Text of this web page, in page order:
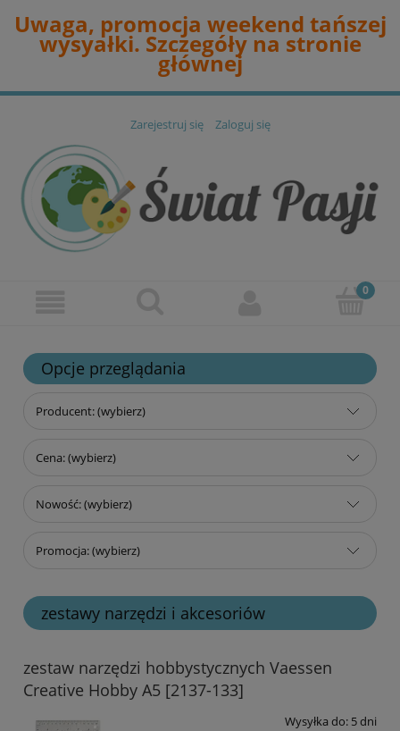
Uwaga, promocja weekend tańszej
wysyałki. Szczegóły na stronie
głównej
Zarejestruj się Zaloguj się
Opcje przeglądania
Producent: (wybierz)
Cena: (wybierz)
Nowość: (wybierz)
Promocja: (wybierz)
zestawy narzędzi i akcesoriów
zestaw narzędzi hobbystycznych Vaessen
Creative Hobby A5 [2137-133]
Wysyłka do: 5 dni